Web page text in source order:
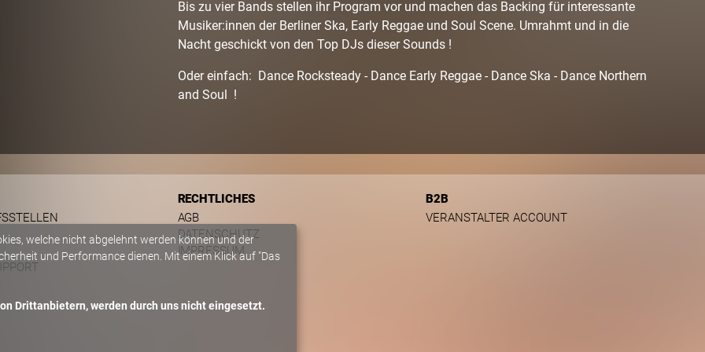
Bis zu vier Bands stellen ihr Program vor und machen das Backing für interessante
Musiker:innen der Berliner Ska, Early Reggae und Soul Scene. Umrahmt und in die
Nacht geschickt von den Top DJs dieser Sounds !
Oder einfach: Dance Rocksteady - Dance Early Reggae - Dance Ska - Dance Northern
and Soul !
RECHTLICHES
AGB
DATENSCHUTZ
IMPRESSUM
B2B
VERANSTALTER ACCOUNT
welche nicht abgelehnt werden können und der
und Performance dienen. Mit einem Klick auf "Das
Drittanbietern, werden durch uns nicht eingesetzt.